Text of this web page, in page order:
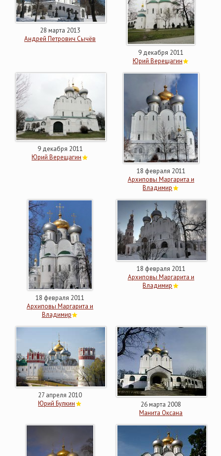
28 марта 2013
Андрей Петрович Сычёв
9 декабря 2011
Юрий Верещагин
9 декабря 2011
Юрий Верещагин
18 февраля 2011
Архиповы Маргарита и
Владимир
18 февраля 2011
Архиповы Маргарита и
Владимир
18 февраля 2011
Архиповы Маргарита и
Владимир
27 апреля 2010
Юрий Булкин
26 марта 2008
Манита Оксана